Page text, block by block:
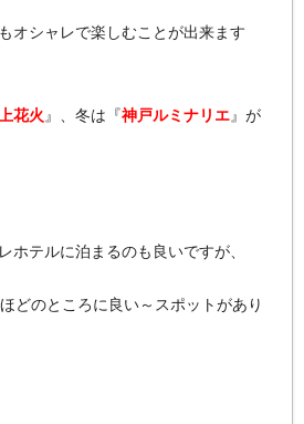
オシャレで楽しむことが出来ます
花火』、冬は『神戸ルミナリエ』が
ホテルに泊まるのも良いですが、
ほどのところに良い～スポットがあり